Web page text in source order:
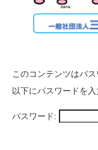
このコンテンツはパ
以下にパスワードを入
パスワード: